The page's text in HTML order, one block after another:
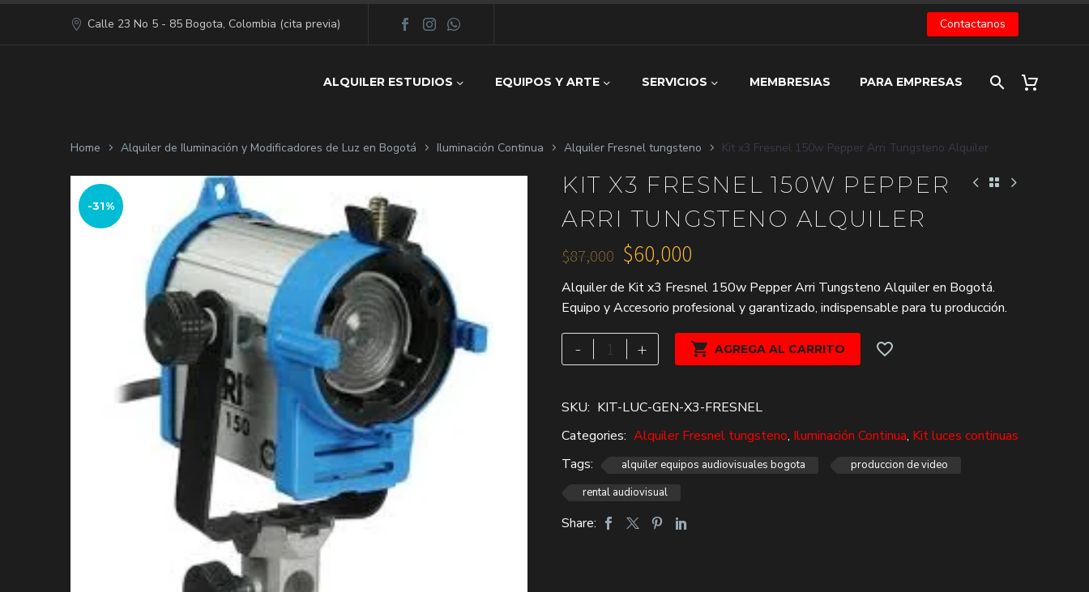
Calle 23 No 5 - 85 Bogota, Colombia (cita previa) Contactanos
ALQUILER ESTUDIOS EQUIPOS Y ARTE SERVICIOS MEMBRESIAS PARA EMPRESAS
Home Alquiler de Iluminación y Modificadores de Luz en Bogotá Iluminación Continua Alquiler Fresnel tungsteno Kit x3 Fresnel 150w Pepper Arri Tungsteno Alquiler
-31%
KIT X3 FRESNEL 150W PEPPER
ARRI TUNGSTENO ALQUILER
$87,000
precio
original
era:
$87,000.
$60,000
precio
actual
es:
$60,000.
Alquiler de Kit x3 Fresnel 150w Pepper Arri Tungsteno Alquiler en Bogotá.
Equipo y Accesorio profesional y garantizado, indispensable para tu producción.
-
x3
150w
Arri
Tungsteno
Alquiler
+  AGREGA AL CARRITO
SKU: KIT-LUC-GEN-X3-FRESNEL
Categories: Alquiler Fresnel tungsteno, Iluminación Continua, Kit luces continuas
Tags:
alquiler equipos audiovisuales bogota
produccion de video
rental audiovisual
Share: